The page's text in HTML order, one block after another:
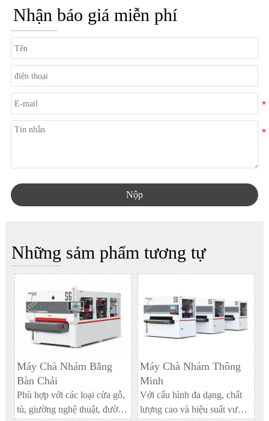
Nhận báo giá miễn phí
Nộp
Những sảm phẩm tương tự
Máy Chà Nhám Bằng
Bàn Chải
Phù hợp với các loại cửa gỗ,
tủ, giường nghệ thuật, đường
Máy Chà Nhám Thông
Minh
Với cấu hình đa dạng, chất
lượng cao và hiệu suất vượt